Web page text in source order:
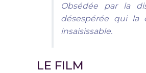
Obsédée par la
désespérée qui la
insaisissable.
LE FILM